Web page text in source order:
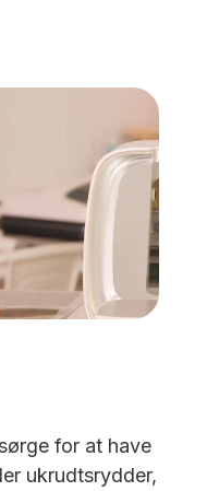
for at have
ukrudtsrydder,